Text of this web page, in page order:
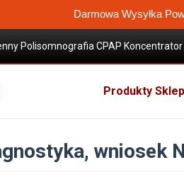
Darmowa Wysyłka
Polisomnografia CPAP
tlenem
wniosek NFZ, leczenie
Produkty
wniosek